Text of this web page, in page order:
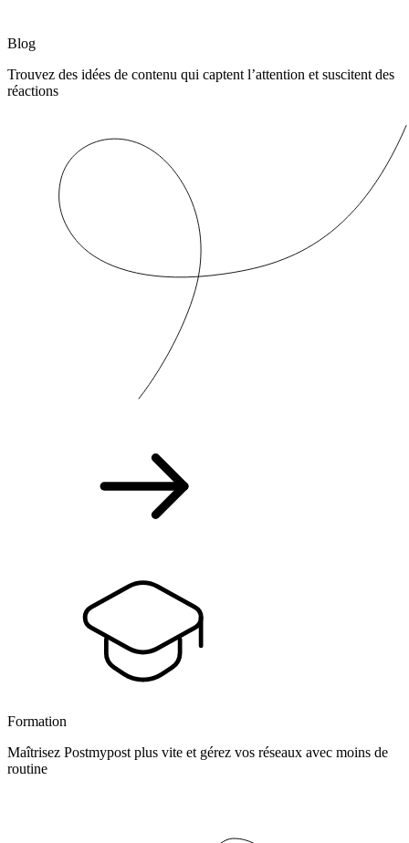
Blog
Trouvez des idées de contenu qui captent l’attention et suscitent des
réactions
Formation
Maîtrisez Postmypost plus vite et gérez vos réseaux avec moins de
routine